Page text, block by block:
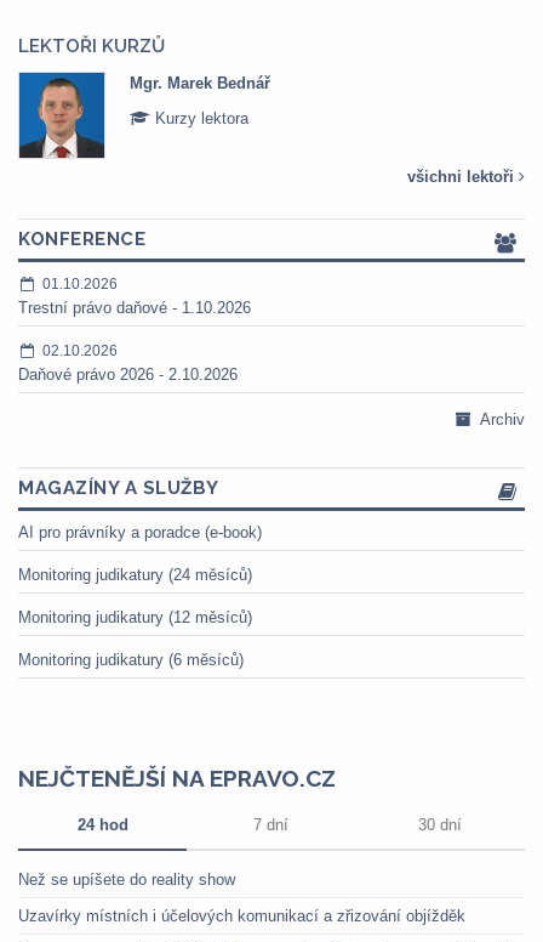
LEKTOŘI KURZŮ
Mgr. Marek Bednář
Kurzy lektora
všichni lektoři
KONFERENCE
01.10.2026
Trestní právo daňové - 1.10.2026
02.10.2026
Daňové právo 2026 - 2.10.2026
Archiv
MAGAZÍNY A SLUŽBY
AI pro právníky a poradce (e-book)
Monitoring judikatury (24 měsíců)
Monitoring judikatury (12 měsíců)
Monitoring judikatury (6 měsíců)
NEJČTENĚJŠÍ NA EPRAVO.CZ
24 hod 7 dní 30 dní
Než se upíšete do reality show
Uzavírky místních i účelových komunikací a zřizování objížděk